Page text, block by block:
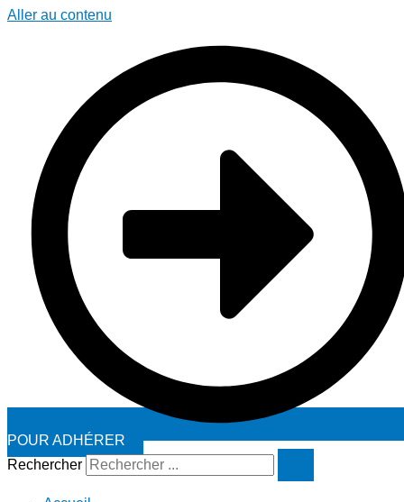
Aller au contenu
POUR ADHÉRER
Rechercher